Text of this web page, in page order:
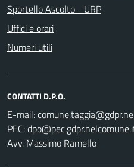
Sportello Ascolto - URP
Uffici e orari
Numeri utili
CONTATTI D.P.O.
E-mail:
PEC:
Avv. Massimo Ramello